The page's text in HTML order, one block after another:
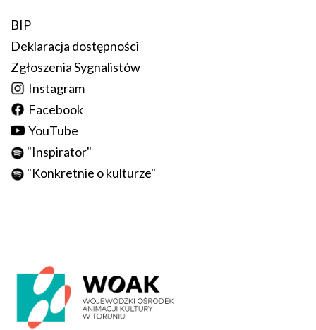
BIP
Deklaracja dostępności
Zgłoszenia Sygnalistów
Instagram
Facebook
YouTube
"Inspirator"
"Konkretnie o kulturze"